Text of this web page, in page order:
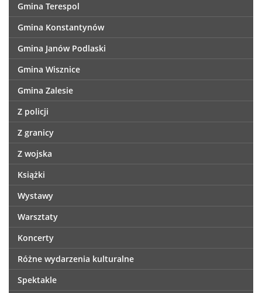
Gmina Terespol
Gmina Konstantynów
Gmina Janów Podlaski
Gmina Wisznice
Gmina Zalesie
Z policji
Z granicy
Z wojska
Książki
Wystawy
Warsztaty
Koncerty
Różne wydarzenia kulturalne
Spektakle